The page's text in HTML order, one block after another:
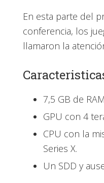
En esta parte del
conferencia, los
llamaron la
7,5 GB de RAM
GPU con 4
CPU con la
Series X.
Un SDD y